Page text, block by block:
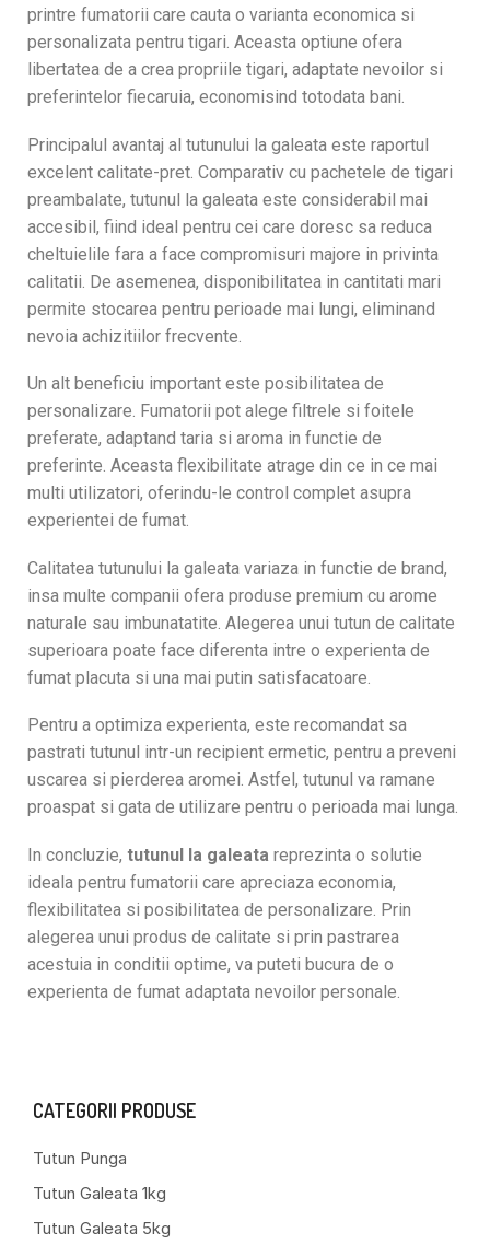
printre fumatorii care cauta o varianta economica si
personalizata pentru tigari. Aceasta optiune ofera
libertatea de a crea propriile tigari, adaptate nevoilor si
preferintelor fiecaruia, economisind totodata bani.
Principalul avantaj al tutunului la galeata este raportul
excelent calitate-pret. Comparativ cu pachetele de tigari
preambalate, tutunul la galeata este considerabil mai
accesibil, fiind ideal pentru cei care doresc sa reduca
cheltuielile fara a face compromisuri majore in privinta
calitatii. De asemenea, disponibilitatea in cantitati mari
permite stocarea pentru perioade mai lungi, eliminand
nevoia achizitiilor frecvente.
Un alt beneficiu important este posibilitatea de
personalizare. Fumatorii pot alege filtrele si foitele
preferate, adaptand taria si aroma in functie de
preferinte. Aceasta flexibilitate atrage din ce in ce mai
multi utilizatori, oferindu-le control complet asupra
experientei de fumat.
Calitatea tutunului la galeata variaza in functie de brand,
insa multe companii ofera produse premium cu arome
naturale sau imbunatatite. Alegerea unui tutun de calitate
superioara poate face diferenta intre o experienta de
fumat placuta si una mai putin satisfacatoare.
Pentru a optimiza experienta, este recomandat sa
pastrati tutunul intr-un recipient ermetic, pentru a preveni
uscarea si pierderea aromei. Astfel, tutunul va ramane
proaspat si gata de utilizare pentru o perioada mai lunga.
In concluzie, tutunul la galeata reprezinta o solutie
ideala pentru fumatorii care apreciaza economia,
flexibilitatea si posibilitatea de personalizare. Prin
alegerea unui produs de calitate si prin pastrarea
acestuia in conditii optime, va puteti bucura de o
experienta de fumat adaptata nevoilor personale.
CATEGORII PRODUSE
Tutun Punga
Tutun Galeata 1kg
Tutun Galeata 5kg